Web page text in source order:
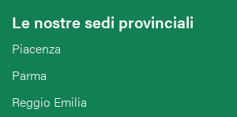
Le nostre sedi provinciali
Piacenza
Parma
Reggio Emilia